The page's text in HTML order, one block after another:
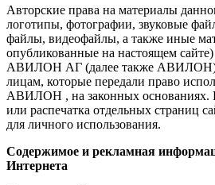
Авторские права на материалы
логотипы, фотографии, звуковые
файлы, видеофайлы, а также иные
опубликованные на настоящем
АВИЛОН АГ (далее также АВИЛОН),
лицам, которые передали право
АВИЛОН , на законных основаниях.
или распечатка отдельных страниц
для личного использования.
Содержимое и рекламная
Интернета